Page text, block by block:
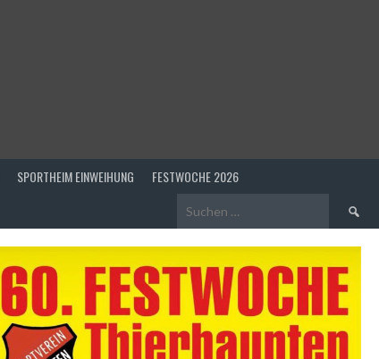
SPORTHEIM EINWEIHUNG FESTWOCHE 2026
Suchen